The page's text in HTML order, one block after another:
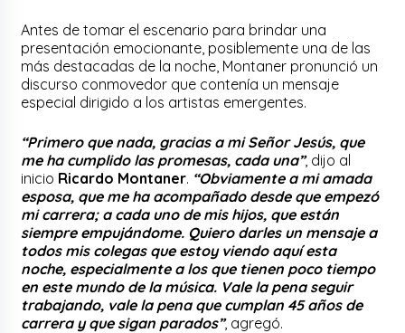
Antes de tomar el escenario para brindar una
presentación emocionante, posiblemente una de las
más destacadas de la noche, Montaner pronunció un
discurso conmovedor que contenía un mensaje
especial dirigido a los artistas emergentes.
“Primero que nada, gracias a mi Señor Jesús, que
me ha cumplido las promesas, cada una”, dijo al
inicio Ricardo Montaner. “Obviamente a mi amada
esposa, que me ha acompañado desde que empezó
mi carrera; a cada uno de mis hijos, que están
siempre empujándome. Quiero darles un mensaje a
todos mis colegas que estoy viendo aquí esta
noche, especialmente a los que tienen poco tiempo
en este mundo de la música. Vale la pena seguir
trabajando, vale la pena que cumplan 45 años de
carrera y que sigan parados”, agregó.